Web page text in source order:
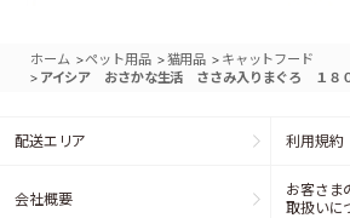
ホーム >ペット用品 >猫用品 > キャットフード
> アイシア おさかな生活 ささみ入りまぐろ １８
配送エリア 利用規約
会社概要
お客さま
取扱いに